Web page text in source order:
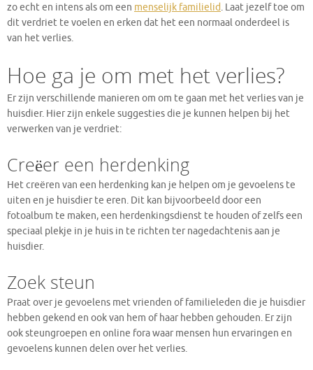
zo echt en intens als om een menselijk familielid. Laat jezelf toe om
dit verdriet te voelen en erken dat het een normaal onderdeel is
van het verlies.
Hoe ga je om met het verlies?
Er zijn verschillende manieren om om te gaan met het verlies van je
huisdier. Hier zijn enkele suggesties die je kunnen helpen bij het
verwerken van je verdriet:
Creëer een herdenking
Het creëren van een herdenking kan je helpen om je gevoelens te
uiten en je huisdier te eren. Dit kan bijvoorbeeld door een
fotoalbum te maken, een herdenkingsdienst te houden of zelfs een
speciaal plekje in je huis in te richten ter nagedachtenis aan je
huisdier.
Zoek steun
Praat over je gevoelens met vrienden of familieleden die je huisdier
hebben gekend en ook van hem of haar hebben gehouden. Er zijn
ook steungroepen en online fora waar mensen hun ervaringen en
gevoelens kunnen delen over het verlies.